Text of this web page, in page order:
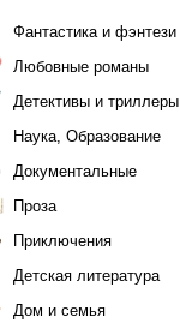
Фантастика и фэнтези
Любовные романы
Детективы и триллеры
Наука, Образование
Документальные
Проза
Приключения
Детская литература
Дом и семья